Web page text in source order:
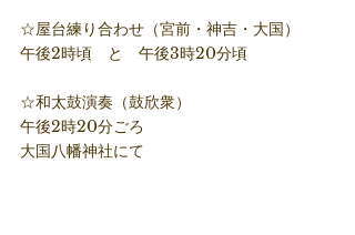
☆屋台練り合わせ（宮前・神吉・大国）
午後2時頃　と　午後3時20分頃
☆和太鼓演奏（鼓欣衆）
午後2時20分ごろ
大国八幡神社にて